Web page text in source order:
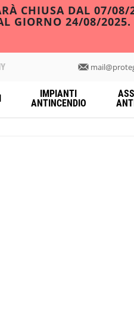
CHIUSA DAL 07/
GIORNO 24/08/
IMPIANTI
ANTINCENDIO